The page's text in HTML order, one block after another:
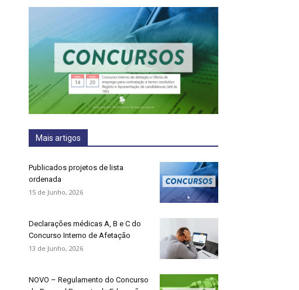
Mais artigos
Publicados projetos de lista
ordenada
15 de Junho, 2026
Declarações médicas A, B e C do
Concurso Interno de Afetação
13 de Junho, 2026
NOVO – Regulamento do Concurso